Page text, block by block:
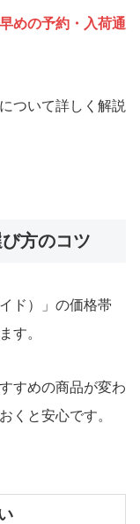
めの予約・入荷通
ついて詳しく解説
方のコツ
ド）」の価格帯
す。
すめの商品が変わ
くと安心です。